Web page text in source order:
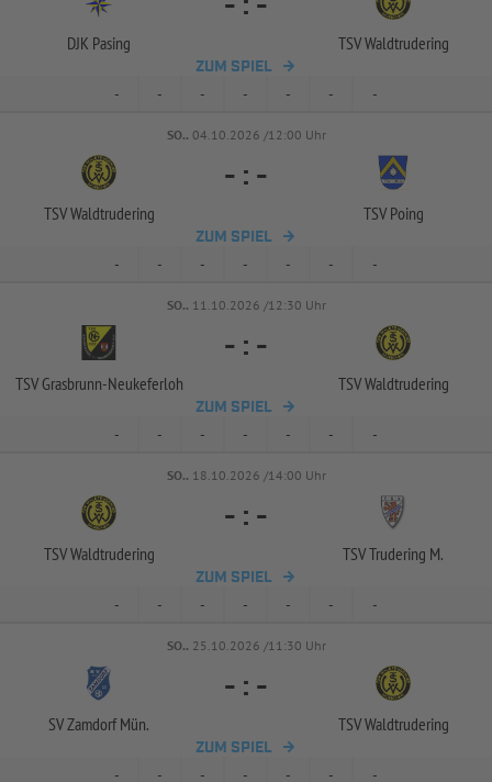
DJK Pasing TSV Waldtrudering
ZUM SPIEL
- - - - - - -
SO.. 04.10.2026 /12:00 Uhr
TSV Waldtrudering
- : -
TSV Poing
ZUM SPIEL
- - - - - - -
SO.. 11.10.2026 /12:30 Uhr
TSV Grasbrunn-Neukeferloh
- : -
TSV Waldtrudering
ZUM SPIEL
- - - - - - -
SO.. 18.10.2026 /14:00 Uhr
TSV Waldtrudering
- : -
TSV Trudering M.
ZUM SPIEL
- - - - - - -
SO.. 25.10.2026 /11:30 Uhr
SV Zamdorf Mün.
- : -
TSV Waldtrudering
ZUM SPIEL
- - - - - - -